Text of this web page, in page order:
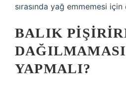
sırasında yağ emmemesi
BALIK
YAPMALI?